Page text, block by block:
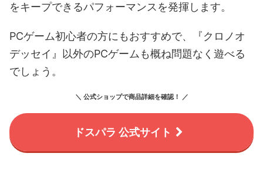
をキープできるパフォーマンスを発揮します。
PCゲーム初心者の方にもおすすめで、『クロノオ
デッセイ』以外のPCゲームも概ね問題なく遊べる
でしょう。
＼ 公式ショップで商品詳細を確認！ ／
ドスパラ 公式サイト